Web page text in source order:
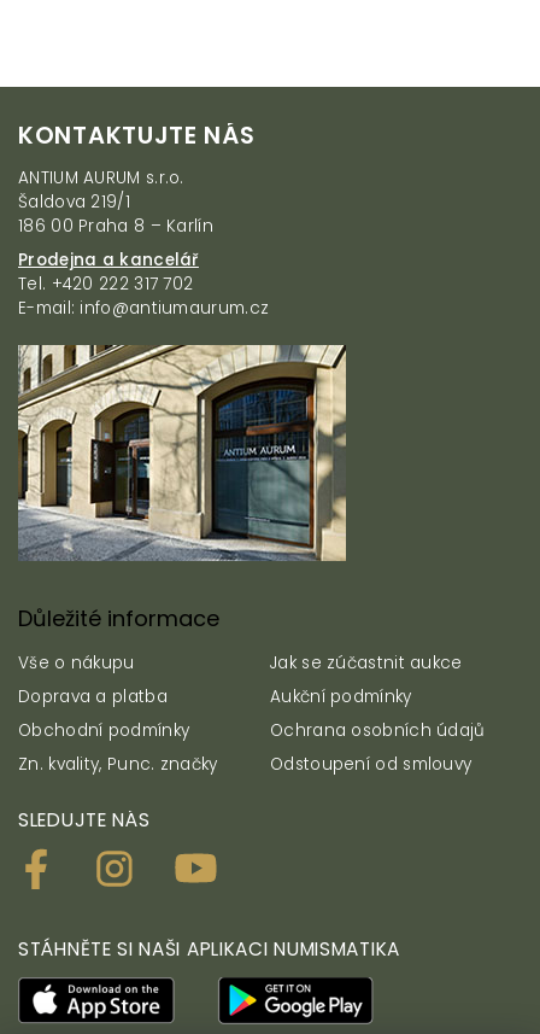
KONTAKTUJTE NÁS
ANTIUM AURUM s.r.o.
Šaldova 219/1
186 00 Praha 8 – Karlín
Prodejna a kancelář
Tel. +420 222 317 702
E-mail: info@antiumaurum.cz
Důležité informace
Vše o nákupu
Jak se zúčastnit aukce
Doprava a platba
Aukční podmínky
Obchodní podmínky
Ochrana osobních údajů
Zn. kvality, Punc. značky
Odstoupení od smlouvy
SLEDUJTE NÁS
STÁHNĚTE SI NAŠI APLIKACI NUMISMATIKA